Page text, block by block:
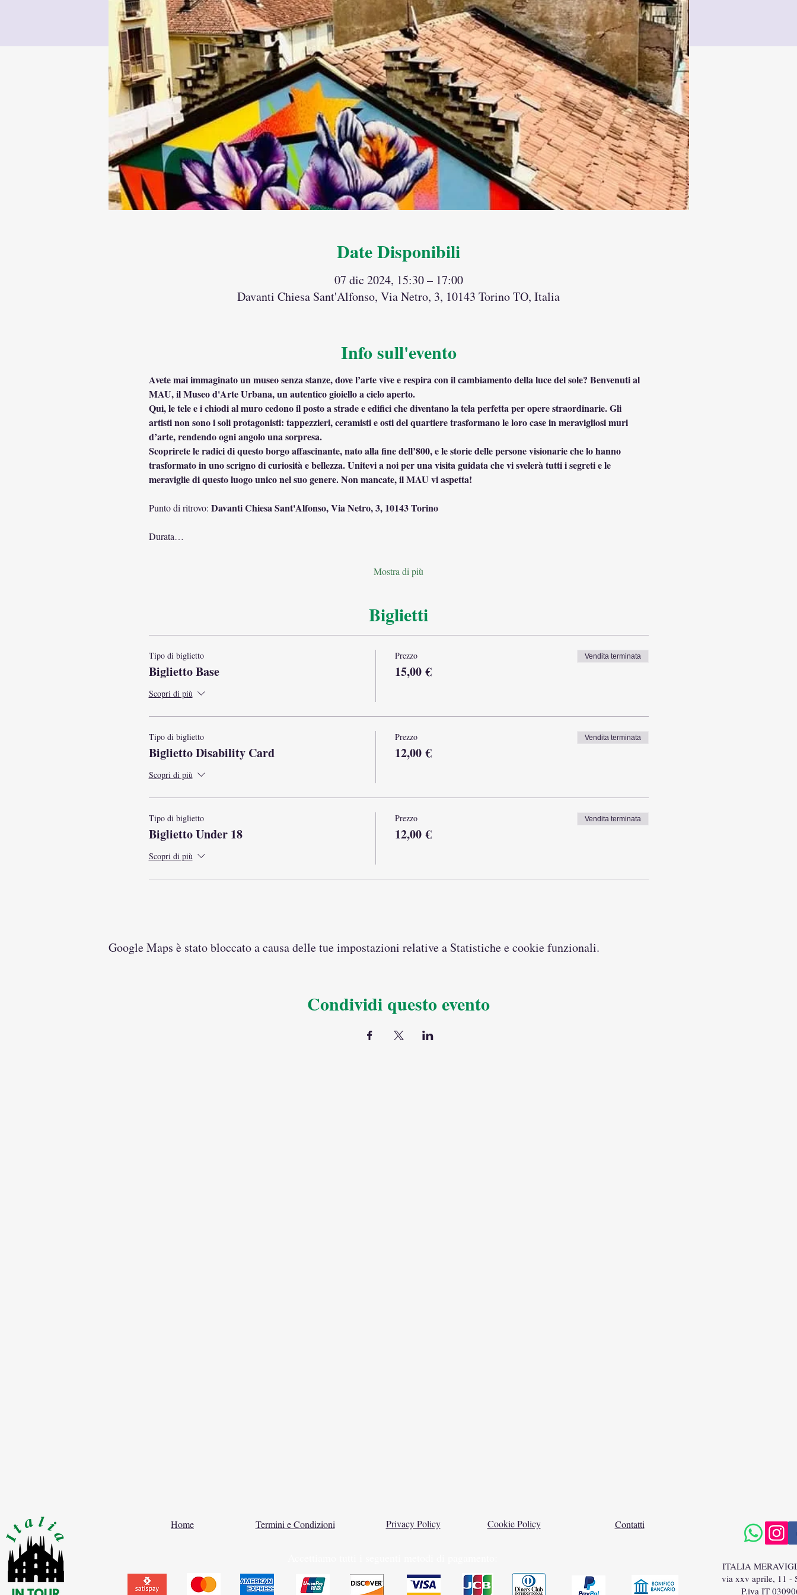
Date Disponibili
07 dic 2024, 15:30 – 17:00
Davanti Chiesa Sant'Alfonso, Via Netro, 3, 10143 Torino TO, Italia
Info sull'evento
Avete mai immaginato un museo senza stanze, dove l’arte vive e respira con il cambiamento della luce del sole? Benvenuti al
MAU, il Museo d'Arte Urbana, un autentico gioiello a cielo aperto.
Qui, le tele e i chiodi al muro cedono il posto a strade e edifici che diventano la tela perfetta per opere straordinarie. Gli
artisti non sono i soli protagonisti: tappezzieri, ceramisti e osti del quartiere trasformano le loro case in meravigliosi muri
d’arte, rendendo ogni angolo una sorpresa.
Scoprirete le radici di questo borgo affascinante, nato alla fine dell’800, e le storie delle persone visionarie che lo hanno
trasformato in uno scrigno di curiosità e bellezza. Unitevi a noi per una visita guidata che vi svelerà tutti i segreti e le
meraviglie di questo luogo unico nel suo genere. Non mancate, il MAU vi aspetta!
Punto di ritrovo: Davanti Chiesa Sant'Alfonso, Via Netro, 3, 10143 Torino
Durata…
Mostra di più
Biglietti
Tipo di biglietto
Biglietto Base
Scopri di più
Prezzo
15,00 €
Vendita terminata
Tipo di biglietto
Biglietto Disability Card
Scopri di più
Prezzo
12,00 €
Vendita terminata
Tipo di biglietto
Biglietto Under 18
Scopri di più
Prezzo
12,00 €
Vendita terminata
Google Maps è stato bloccato a causa delle tue impostazioni relative a Statistiche e cookie funzionali.
Condividi questo evento
Home Termini e Condizioni Privacy Policy Cookie Policy Contatti
ITALIA
via xxv aprile, 11 -
P.iva IT